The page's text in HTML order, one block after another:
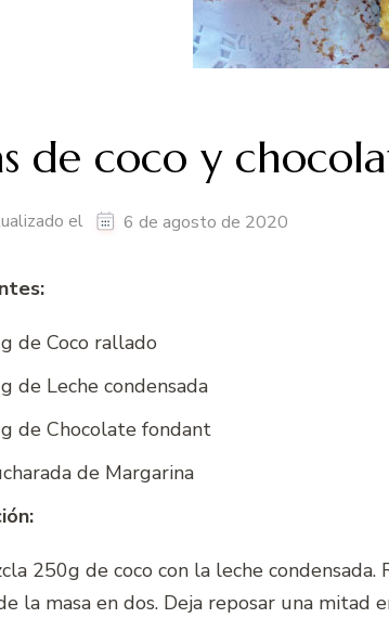
de coco y
el 6 de agosto de 2020
de Coco rallado
de Leche condensada
de Chocolate fondant
de Margarina
250g de coco con la leche
la masa en dos. Deja reposar una